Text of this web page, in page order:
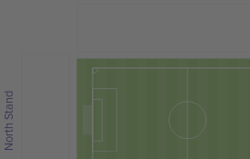
North Stand